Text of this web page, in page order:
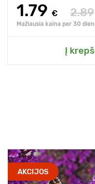
1.79 € 2.89
Mažiausia kaina per 30
Į
AKCIJOS